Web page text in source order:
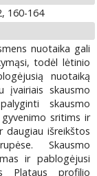
160-164
nuotaika gali
todėl lėtinio
nuotaiką
įvairiais skausmo
skausmo
sritims ir
daugiau išreikštos
Skausmo
ir pablogėjusi
Plataus profilio